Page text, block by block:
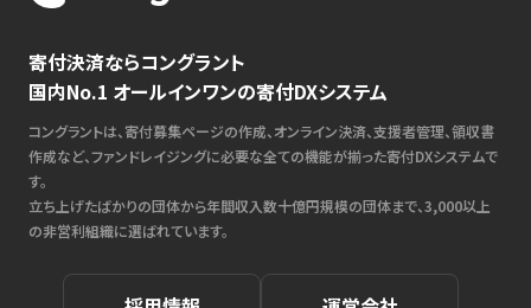
寄付決済ならコングラント
国内No.1 オールインワンの寄付DXシステム
コングラントは、寄付募集ページの作成、オンライン決済、支援者管理、領収書
作成など、ファンドレイジングに必要な全ての機能が揃った寄付DXシステムで
す。
立ち上げたばかりの団体から年間収入数十億円規模の団体まで、3,000以上
の非営利組織に選ばれています。